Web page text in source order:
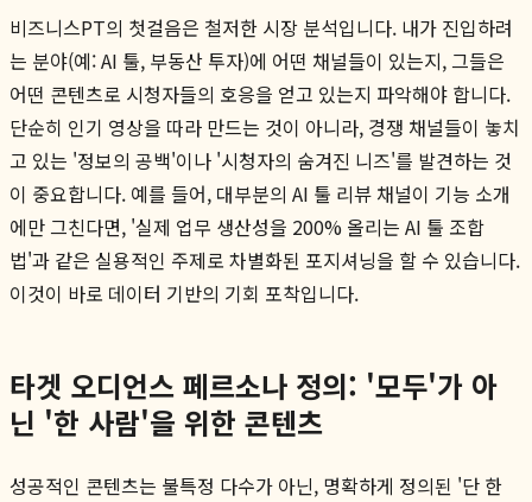
비즈니스PT의 첫걸음은 철저한 시장 분석입니다. 내가 진입하려
는 분야(예: AI 툴, 부동산 투자)에 어떤 채널들이 있는지, 그들은
어떤 콘텐츠로 시청자들의 호응을 얻고 있는지 파악해야 합니다.
단순히 인기 영상을 따라 만드는 것이 아니라, 경쟁 채널들이 놓치
고 있는 '정보의 공백'이나 '시청자의 숨겨진 니즈'를 발견하는 것
이 중요합니다. 예를 들어, 대부분의 AI 툴 리뷰 채널이 기능 소개
에만 그친다면, '실제 업무 생산성을 200% 올리는 AI 툴 조합
법'과 같은 실용적인 주제로 차별화된 포지셔닝을 할 수 있습니다.
이것이 바로 데이터 기반의 기회 포착입니다.
타겟 오디언스 페르소나 정의: '모두'가 아
닌 '한 사람'을 위한 콘텐츠
성공적인 콘텐츠는 불특정 다수가 아닌, 명확하게 정의된 '단 한